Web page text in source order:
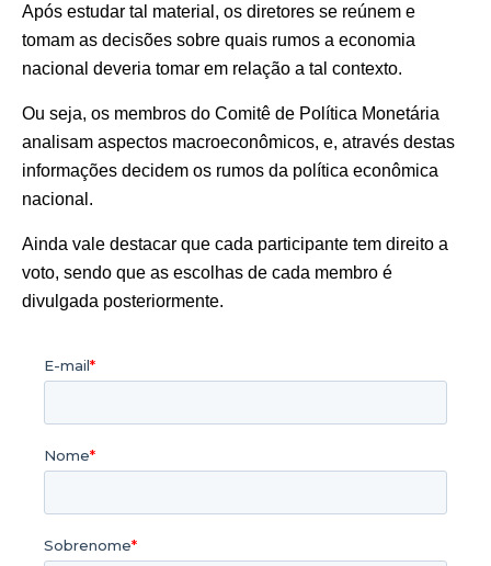
Após estudar tal material, os diretores se reúnem e
tomam as decisões sobre quais rumos a economia
nacional deveria tomar em relação a tal contexto.
Ou seja, os membros do Comitê de Política Monetária
analisam aspectos macroeconômicos, e, através destas
informações decidem os rumos da política econômica
nacional.
Ainda vale destacar que cada participante tem direito a
voto, sendo que as escolhas de cada membro é
divulgada posteriormente.